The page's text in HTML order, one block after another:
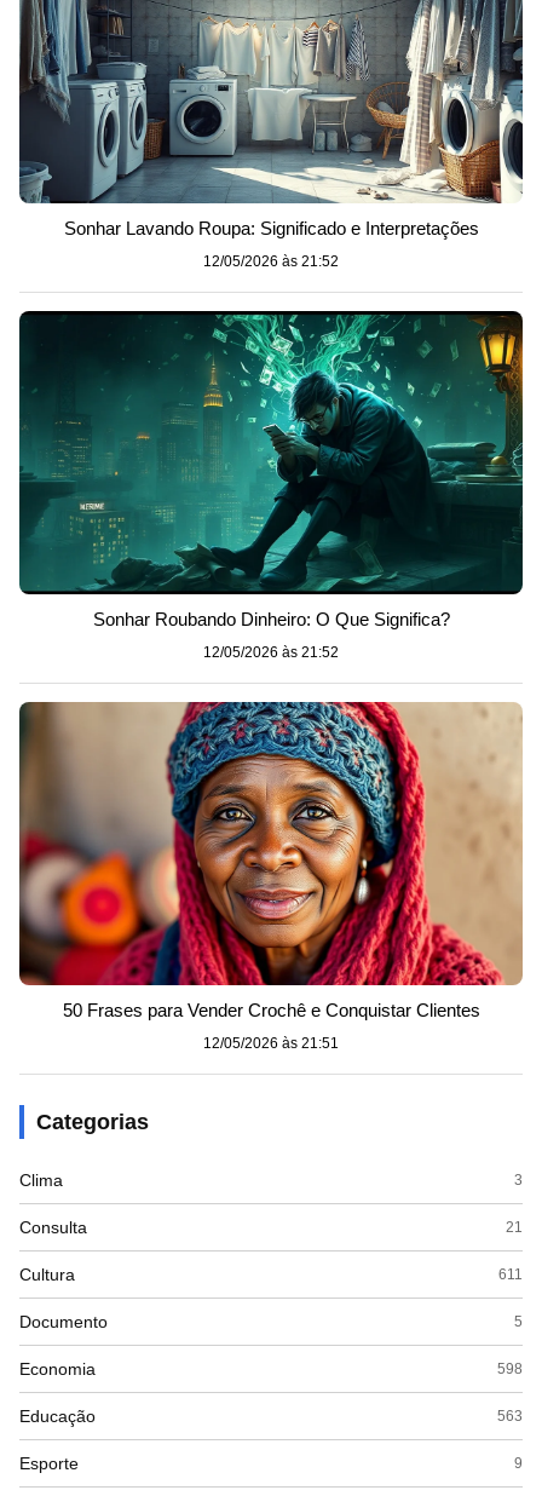
Sonhar Lavando Roupa: Significado e Interpretações
12/05/2026 às 21:52
Sonhar Roubando Dinheiro: O Que Significa?
12/05/2026 às 21:52
50 Frases para Vender Crochê e Conquistar Clientes
12/05/2026 às 21:51
Categorias
Clima 3
Consulta 21
Cultura 611
Documento 5
Economia 598
Educação 563
Esporte 9